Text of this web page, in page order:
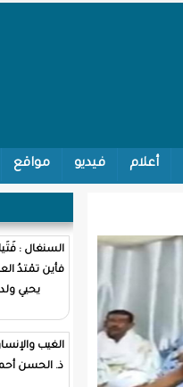
أعلام فيديو مواقع
السنغال :
فأين تمْتدُ
يحيي
ذ. الحسن